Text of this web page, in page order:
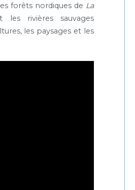
forêts nordiques de La
rivières sauvages
les paysages et les